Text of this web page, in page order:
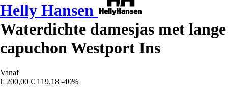
Helly Hansen
Waterdichte damesjas met lange
capuchon Westport Ins
Vanaf
€ 200,00 € 119,18 -40%